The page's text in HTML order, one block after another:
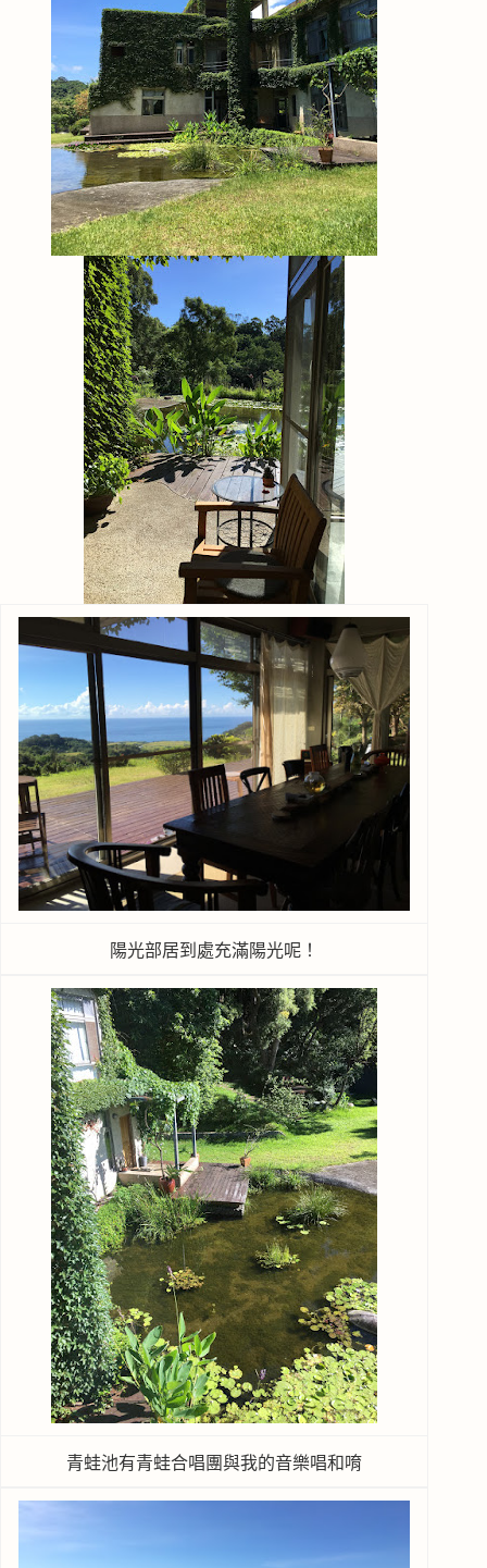
陽光部居到處充滿陽光呢！
青蛙池有青蛙合唱團與我的音樂唱和唷